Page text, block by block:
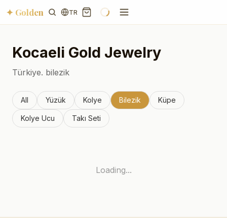
✦ Golden TR
Kocaeli Gold Jewelry
Türkiye. bilezik
All Yüzük Kolye Bilezik Küpe
Kolye Ucu Takı Seti
Loading...